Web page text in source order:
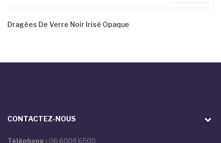
Dragées De Verre Noir Irisé Opaque
CONTACTEZ-NOUS
Téléphone : 06 6004 6500